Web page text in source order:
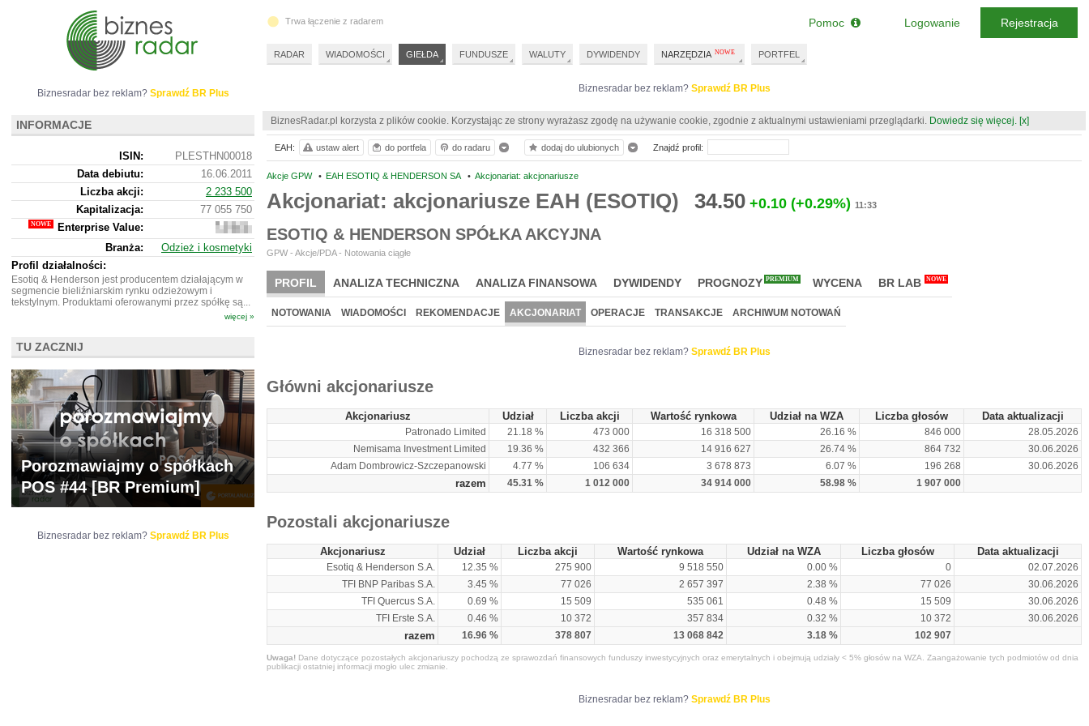
Biznesradar bez reklam? Sprawdź BR Plus
BiznesRadar.pl korzysta z plików cookie. Korzystając ze strony wyrażasz zgodę na używanie cookie, zgodnie z aktualnymi ustawieniami przeglądarki. Dowiedz się więcej. [x]
Akcje GPW • EAH ESOTIQ & HENDERSON SA • Akcjonariat: akcjonariusze
Akcjonariat: akcjonariusze EAH (ESOTIQ) 34.50 +0.10 (+0.29%) 11:33
ESOTIQ & HENDERSON SPÓŁKA AKCYJNA
GPW - Akcje/PDA - Notowania ciągłe
PROFIL ANALIZA TECHNICZNA ANALIZA FINANSOWA DYWIDENDY PROGNOZY PREMIUM WYCENA BR LAB NOWE
NOTOWANIA WIADOMOŚCI REKOMENDACJE AKCJONARIAT OPERACJE TRANSAKCJE ARCHIWUM NOTOWAŃ
Biznesradar bez reklam? Sprawdź BR Plus
Główni akcjonariusze
Akcjonariusz Udział Liczba akcji Wartość rynkowa Udział na WZA Liczba głosów Data aktualizacji
Patronado Limited 21.18 % 473 000 16 318 500 26.16 % 846 000
28.05.2026
Nemisama Investment Limited
19.36 % 432 366 14 916 627 26.74 % 864 732
30.06.2026
Adam Dombrowicz-Szczepanowski
4.77 % 106 634 3 678 873 6.07 % 196 268 30.06.2026
razem 45.31 % 1 012 000 34 914 000 58.98 % 1 907 000
Pozostali akcjonariusze
Akcjonariusz Udział Liczba akcji Wartość rynkowa Udział na WZA Liczba głosów Data aktualizacji
Esotiq & Henderson S.A. 12.35 % 275 900 9 518 550 0.00 % 0
02.07.2026
TFI BNP Paribas S.A.
3.45 % 77 026 2 657 397 2.38 % 77 026
30.06.2026
TFI Quercus S.A.
0.69 % 15 509 535 061 0.48 % 15 509
30.06.2026
TFI Erste S.A.
0.46 % 10 372 357 834 0.32 % 10 372 30.06.2026
razem 16.96 % 378 807 13 068 842 3.18 % 102 907
Uwaga! Dane dotyczące pozostałych akcjonariuszy pochodzą ze sprawozdań finansowych funduszy inwestycyjnych oraz emerytalnych i obejmują udziały < 5% głosów na WZA. Zaangażowanie tych podmiotów od dnia
publikacji ostatniej informacji mogło ulec zmianie.
Biznesradar bez reklam? Sprawdź BR Plus
EAH: ustaw alert do portfela do radaru dodaj do ulubionych Znajdź profil:
Biznesradar bez reklam? Sprawdź BR Plus
INFORMACJE
ISIN:
PLESTHN00018
Data debiutu:
16.06.2011
Liczba akcji:
2 233 500
Kapitalizacja:
77 055 750
Enterprise Value:
158
534
750
Branża:
Odzież i kosmetyki
Profil działalności:
Esotiq & Henderson jest producentem działającym w
segmencie bieliźniarskim rynku odzieżowym i
tekstylnym. Produktami oferowanymi przez spółkę są...
więcej »
TU ZACZNIJ
Porozmawiajmy o spółkach
POS #44 [BR Premium]
Biznesradar bez reklam? Sprawdź BR Plus
Trwa łączenie z radarem
RADAR WIADOMOŚCI GIEŁDA FUNDUSZE WALUTY DYWIDENDY NARZĘDZIA PORTFEL
Pomoc Logowanie Rejestracja